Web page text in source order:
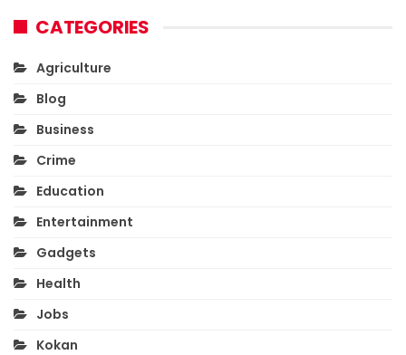
CATEGORIES
Agriculture
Blog
Business
Crime
Education
Entertainment
Gadgets
Health
Jobs
Kokan